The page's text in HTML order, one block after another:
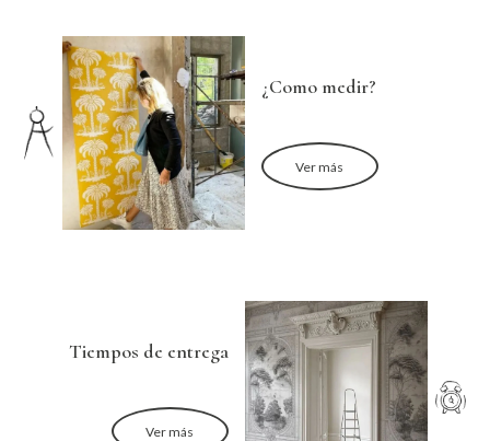
¿Como medir?
Ver más
Tiempos de entrega
Ver más